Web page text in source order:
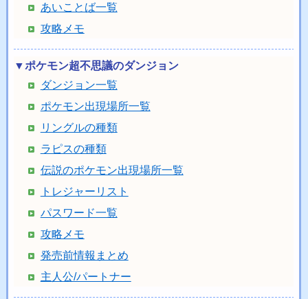
あいことば一覧
攻略メモ
▼ポケモン超不思議のダンジョン
ダンジョン一覧
ポケモン出現場所一覧
リングルの種類
ラピスの種類
伝説のポケモン出現場所一覧
トレジャーリスト
パスワード一覧
攻略メモ
発売前情報まとめ
主人公/パートナー